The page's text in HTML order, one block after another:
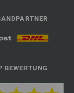
BEWERTUNG